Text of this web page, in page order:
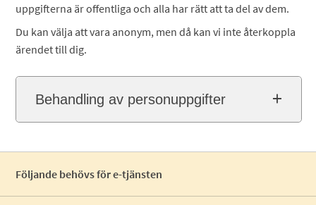
uppgifterna är offentliga och alla har rätt att ta del av dem.
Du kan välja att vara anonym, men då kan vi inte återkoppla
ärendet till dig.
Behandling av personuppgifter
Följande behövs för e-tjänsten